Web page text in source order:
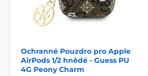
- Vyrobené z vysokokvalitného
- Obsahuje zlaté kovové logo Guess
- Výrez pre ľahký prístup k
Ochranné Pouzdro pro Apple
AirPods 1/2 hnědé - Guess PU
4G Peony Charm